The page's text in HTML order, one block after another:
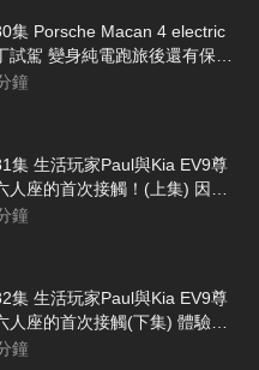
集 Porsche Macan 4 electric
試駕 變身純電跑旅後還有保時
味道嗎？
鐘
集 生活玩家Paul與Kia EV9尊
人座的首次接觸！(上集) 因為
用 讓他開始懷疑自己的特斯拉
鐘
集 生活玩家Paul與Kia EV9尊
人座的首次接觸(下集) 體驗
的動力操控和Model X有何不
鐘